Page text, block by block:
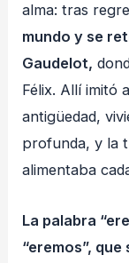
alma: tras
mundo y se
Gaudelot,
Félix. Allí imitó
antigüedad,
profunda, y la
alimentaba
La palabra
“eremos”,